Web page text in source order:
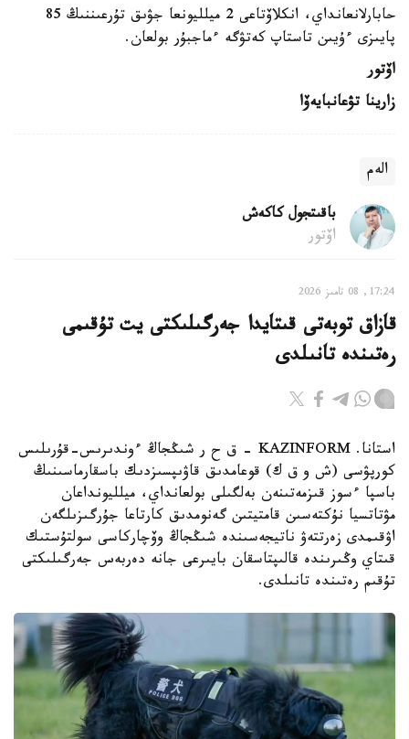
حابارلانعانداي، انكلاۆتاعى 2 ميلليونعا جۋىق تۇرعىننىڭ 85
پايىزى ءۇيىن تاستاپ كەتۋگە ءماجبۇر بولعان.
اۆتور
زارينا تۋعانبايەۆا
الەم
باقىتجول كاكەش
اۆتور
17:24, 08 تامىز 2026
قازاق توبەتى قىتايدا جەرگىلىكتى يت تۇقىمى
رەتىندە تانىلدى
استانا. KAZINFORM – ق ح ر شىڭجاڭ ءوندىرىس-قۇرىلىس
كورپۋسى (ش و ق ك) قوعامدىق قاۋىپسىزدىك باسقارماسىنىڭ
باسپا ءسوز قىزمەتىنەن بەلگىلى بولعانداي، ميلليونداعان
مۋتاتسيا نۇكتەسىن قامتيتىن گەنومدىق كارتاعا جۇرگىزىلگەن
اۋقىمدى زەرتتەۋ ناتيجەسىندە شىڭجاڭ وۆچاركاسى سولتۇستىك
قىتاي وڭىرىندە قالىپتاسقان بايىرعى جانە دەربەس جەرگىلىكتى
تۇقىم رەتىندە تانىلدى.